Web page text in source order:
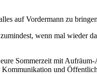
auf Vordermann zu
wenn mal wieder
Sommerzeit mit
und